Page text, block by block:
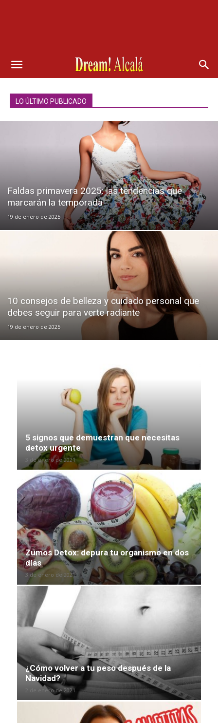
LO ÚLTIMO PUBLICADO
Faldas primavera 2025: las tendencias que
marcarán la temporada
19 de enero de 2025
10 consejos de belleza y cuidado personal que
debes seguir para verte radiante
19 de enero de 2025
5 signos que demuestran que necesitas
detox urgente
3 de enero de 2021
Zumos Detox: depura tu organismo en dos
días
3 de enero de 2021
¿Cómo volver a tu peso después de la
Navidad?
2 de enero de 2021